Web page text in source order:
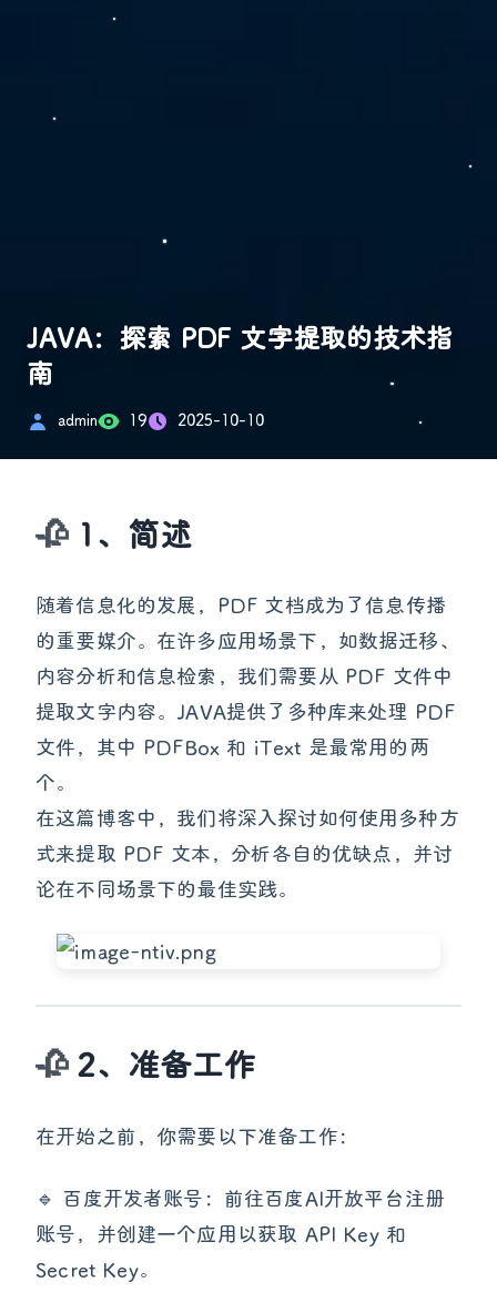
JAVA：探索 PDF 文字提取的技术指
南
admin 19 2025-10-10
1、简述
随着信息化的发展，PDF 文档成为了信息传播
的重要媒介。在许多应用场景下，如数据迁移、
内容分析和信息检索，我们需要从 PDF 文件中
提取文字内容。JAVA提供了多种库来处理 PDF
文件，其中 PDFBox 和 iText 是最常用的两
个。
在这篇博客中，我们将深入探讨如何使用多种方
式来提取 PDF 文本，分析各自的优缺点，并讨
论在不同场景下的最佳实践。
2、准备工作
在开始之前，你需要以下准备工作：
🔹 百度开发者账号：前往百度AI开放平台注册
账号，并创建一个应用以获取 API Key 和
Secret Key。